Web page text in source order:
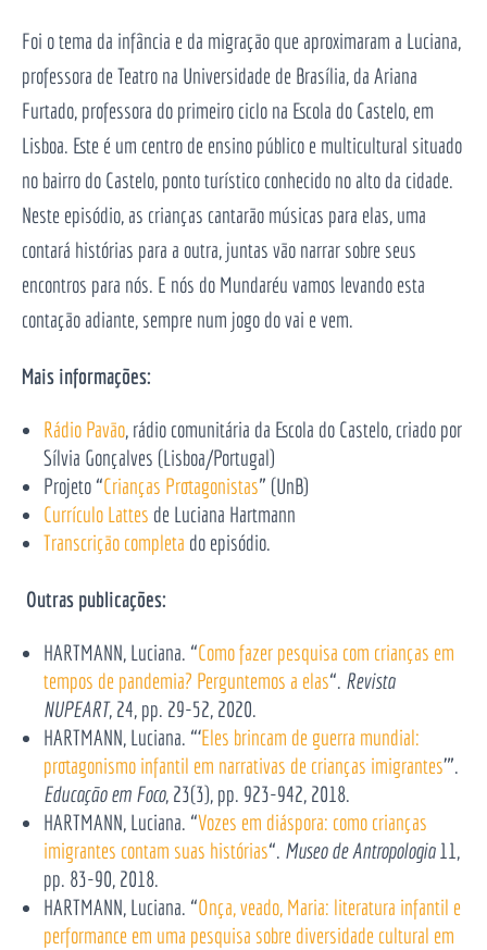
Foi o tema da infância e da migração que aproximaram a Luciana,
professora de Teatro na Universidade de Brasília, da Ariana
Furtado, professora do primeiro ciclo na Escola do Castelo, em
Lisboa. Este é um centro de ensino público e multicultural situado
no bairro do Castelo, ponto turístico conhecido no alto da cidade.
Neste episódio, as crianças cantarão músicas para elas, uma
contará histórias para a outra, juntas vão narrar sobre seus
encontros para nós. E nós do Mundaréu vamos levando esta
contação adiante, sempre num jogo do vai e vem.
Mais informações:
Rádio Pavão, rádio comunitária da Escola do Castelo, criado por
Sílvia Gonçalves (Lisboa/Portugal)
Projeto “Crianças Protagonistas” (UnB)
Currículo Lattes de Luciana Hartmann
Transcrição completa do episódio.
Outras publicações:
HARTMANN, Luciana. “Como fazer pesquisa com crianças em
tempos de pandemia? Perguntemos a elas“. Revista
NUPEART, 24, pp. 29-52, 2020.
HARTMANN, Luciana. “‘Eles brincam de guerra mundial:
protagonismo infantil em narrativas de crianças imigrantes’”.
Educação em Foco, 23(3), pp. 923-942, 2018.
HARTMANN, Luciana. “Vozes em diáspora: como crianças
imigrantes contam suas histórias“. Museo de Antropologia11,
pp. 83-90, 2018.
HARTMANN, Luciana. “Onça, veado, Maria: literatura infantil e
performance em uma pesquisa sobre diversidade cultural em